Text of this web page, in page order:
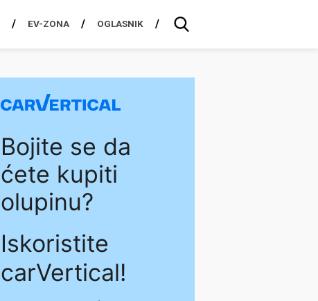
EV-ZONA OGLASNIK